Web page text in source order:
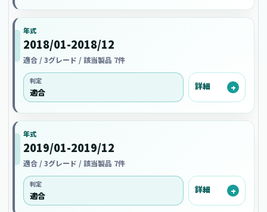
年式
2018/01-2018/12
適合 / 3グレード / 該当製品 7件
判定
適合
詳細
年式
2019/01-2019/12
適合 / 3グレード / 該当製品 7件
判定
適合
詳細